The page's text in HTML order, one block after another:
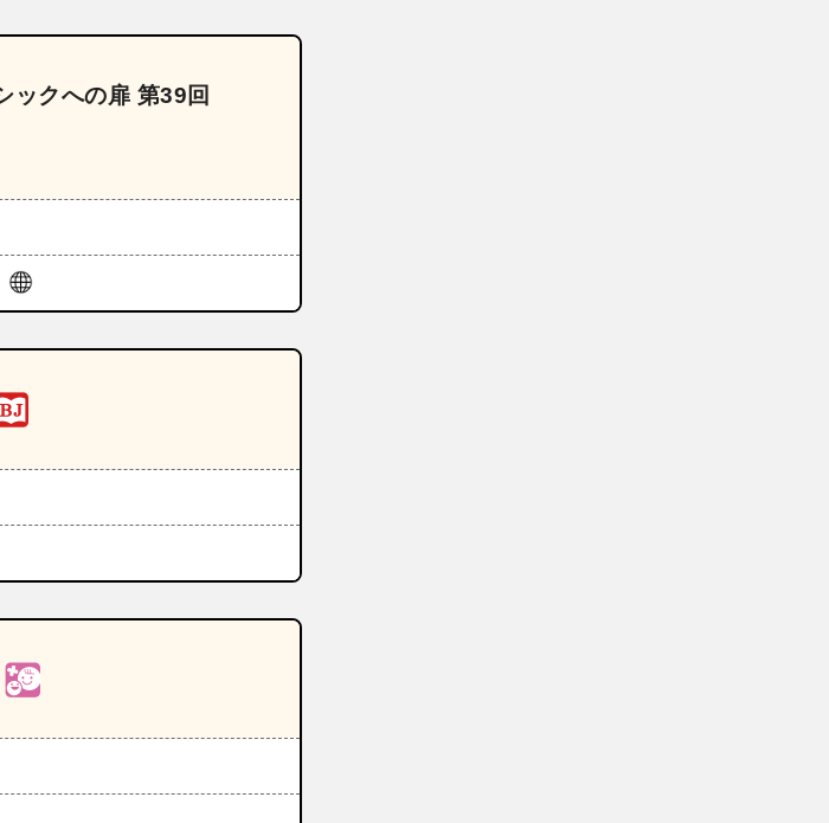
ックへの扉 第39回